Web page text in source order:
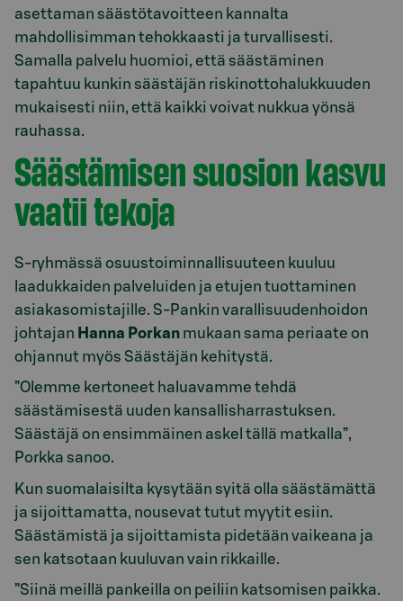
asettaman säästötavoitteen kannalta
mahdollisimman tehokkaasti ja turvallisesti.
Samalla palvelu huomioi, että säästäminen
tapahtuu kunkin säästäjän riskinottohalukkuuden
mukaisesti niin, että kaikki voivat nukkua yönsä
rauhassa.
Säästämisen suosion kasvu
vaatii tekoja
S-ryhmässä osuustoiminnallisuuteen kuuluu
laadukkaiden palveluiden ja etujen tuottaminen
asiakasomistajille. S-Pankin varallisuudenhoidon
johtajan Hanna Porkan mukaan sama periaate on
ohjannut myös Säästäjän kehitystä.
”Olemme kertoneet haluavamme tehdä
säästämisestä uuden kansallisharrastuksen.
Säästäjä on ensimmäinen askel tällä matkalla”,
Porkka sanoo.
Kun suomalaisilta kysytään syitä olla säästämättä
ja sijoittamatta, nousevat tutut myytit esiin.
Säästämistä ja sijoittamista pidetään vaikeana ja
sen katsotaan kuuluvan vain rikkaille.
”Siinä meillä pankeilla on peiliin katsomisen paikka.